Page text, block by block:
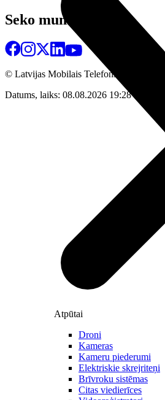
Atpūtai
Droni
Kameras
Kameru piederumi
Elektriskie skrejriteņi
Brīvroku sistēmas
Citas viedierīces
Seko mums
© Latvijas Mobilais Telefons
Datums, laiks: 08.08.2026 19:28